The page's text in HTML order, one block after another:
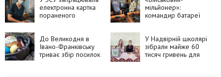
електронна картка
пораненого
мільйонер»:
командир батареї
До Великодня в
Івано-Франківську
триває збір посилок
У Надвірній школярі
зібрали майже 60
тисяч гривень для